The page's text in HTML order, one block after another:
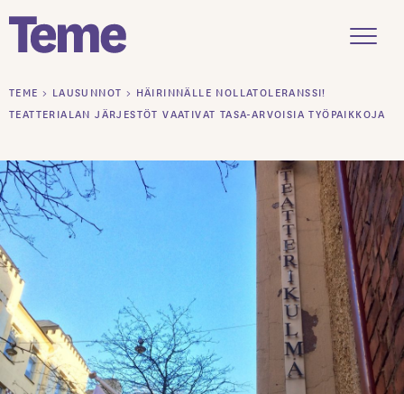
Siirry
sisältöön
TEME > LAUSUNNOT > HÄIRINNÄLLE NOLLATOLERANSSI!
TEATTERIALAN JÄRJESTÖT VAATIVAT TASA-ARVOISIA TYÖPAIKKOJA